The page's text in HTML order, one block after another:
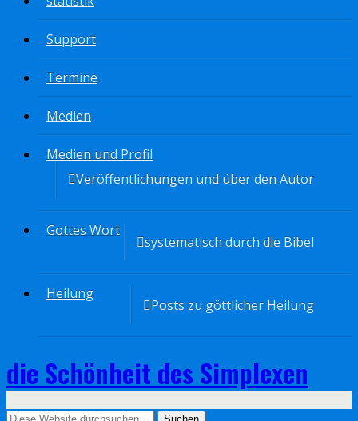
Support
Termine
Medien
Medien und Profil
Veröffentlichungen und über den Autor
Gottes Wort
systematisch durch die Bibel
Heilung
Posts zu göttlicher Heilung
die Schönheit des Simplexen